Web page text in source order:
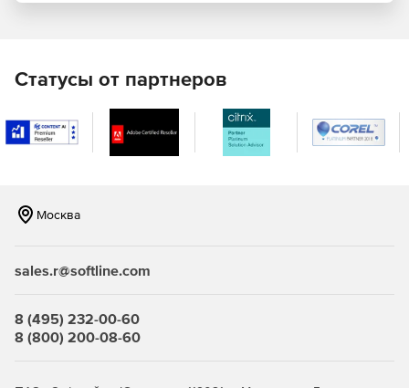
Статусы от партнеров
Москва
sales.r@softline.com
8 (495) 232-00-60
8 (800) 200-08-60